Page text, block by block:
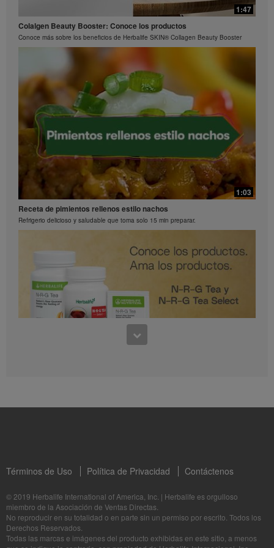
Preguntas frecuentes sobre Bioniq GO: 3
¿Qué hace diferente a Bioniq GO de un multivitamínico común?
Preguntas frecuentes sobre Bioniq GO: 2
¿Qué contiene Bioniq GO?
Preguntas frecuentes sobre Bioniq GO: 1
1:06
Bioniq GO: Tu salud, Nuestro compromiso personal
Descubre más sobre este suplemento personalizado
La ciencia detrás de Herbalife24® Rebuild Strength
El rendimiento es una ciencia
1:47
Colalgen Beauty Booster: Conoce los productos
Conoce más sobre los beneficios de Herbalife SKIN® Collagen Beauty Booster
1:03
Receta de pimientos rellenos estilo nachos
Refrigerio delicioso y saludable que toma solo 15 min preparar.
1:05
Herbalife24® Prepare: Conoce los Productos
Términos de Uso Política de Privacidad Contáctenos
© 2019 Herbalife International of America, Inc. | Herbalife es orgulloso
miembro de la Asociación de Ventas Directas.
No reproducir en su totalidad o en parte sin un permiso por escrito. Todos los
Derechos Reservados.
Todas las marcas e imágenes del producto exhibidas en este sitio, a menos